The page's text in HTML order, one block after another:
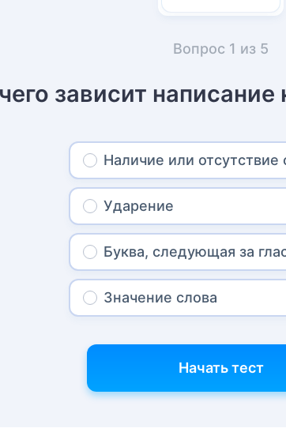
Вопрос 1 из 5
зависит написание
Наличие или отсутствие
Ударение
Буква, следующая за
Значение слова
Начать тест